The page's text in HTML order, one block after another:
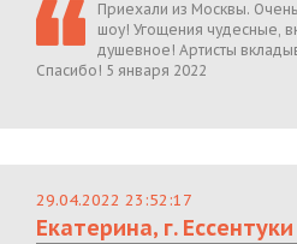
Приехали из Москвы.
шоу! Угощения чудесные,
душевное! Артисты
Спасибо! 5 января 2022
29.04.2022 23:52:17
Екатерина, г. Ессентуки